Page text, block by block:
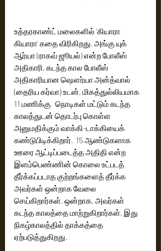
உத்தரகாண்ட் மலைகளில் 'கியாரா
கியாரா' கதை விரிகிறது, அங்கு யுக்
ஆர்யா (ராகவ் ஜூயல்) என்ற போலீஸ்
அதிகாரி, கடந்த கால போலீஸ்
அதிகாரியான ஷௌர்யா அன்த்வால்
(தைரிய கர்வா) உடன், மிகத்துல்லியமாக
11 மணிக்கு   நொடிகள் மட்டும் கடந்த
காலத்துடன் தொடர்பு கொள்ள
அனுமதிக்கும் வாக்கி-டாக்கியைக்
கண்டுபிடிக்கிறார்.  15 ஆண்டுகளாக
ஊரை ஆட்டிப்படைத்த அதிதி என்ற
இளம்பெண்ணின் கொலை உட்படத்
தீர்க்கப்படாத குற்றங்களைத் தீர்க்க
அவர்கள் ஒன்றாக வேலை
செய்கிறார்கள். ஒன்றாக, அவர்கள்
கடந்த காலத்தை மாற்றுகிறார்கள், இது
நிகழ்காலத்தில் தாக்கத்தை
ஏற்படுத்துகிறது.